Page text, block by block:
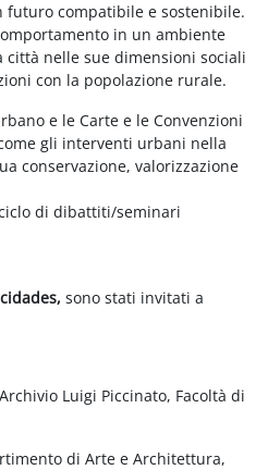
futuro compatibile e sostenibile.
in un ambiente
nelle sue dimensioni sociali
con la popolazione rurale.
e le Carte e le Convenzioni
gli interventi urbani nella
conservazione, valorizzazione
di dibattiti/seminari
sono stati invitati a
Luigi Piccinato, Facoltà di
di Arte e Architettura,